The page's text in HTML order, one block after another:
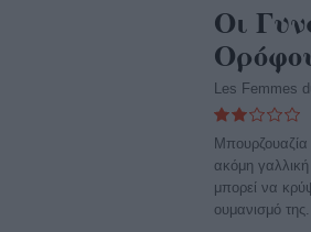
Οι
Les Femmes
ακόμη
μπορεί να
ουμανισμό της.